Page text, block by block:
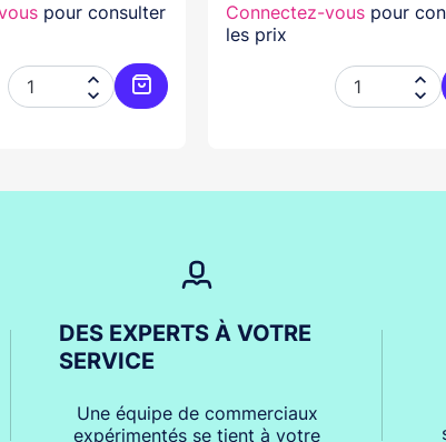
pour consulter


Ajouter au panier
Connectez-vous pour
les prix


DES EXPERTS À VOTRE
SERVICE
Une équipe de commerciaux
expérimentés se tient à votre